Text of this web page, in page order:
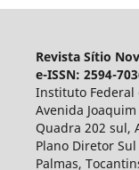
Revista Sítio
e-ISSN: 2594-
Instituto Federal
Avenida
Quadra 202 sul,
Plano Diretor Sul
Palmas,